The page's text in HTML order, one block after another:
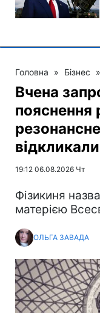
Головна » Бізнес »
Вчена
пояснення
відкликали
19:12 06.08.2026 Чт
Фізикиня
матерією
ОЛЬГА ЗАВАДА